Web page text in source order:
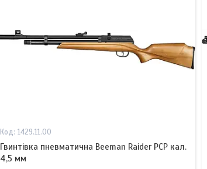
1429.11.00
Гвинтівка пневматична Beeman Raider PCP кал.
4,5 мм